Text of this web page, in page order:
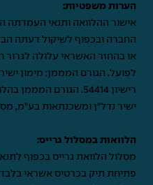
הערות משפטיות:
אישור ההלוואה ותנאי העמדתה
החברה ובכפוף לשיקול דעתה
או בהחזר האשראי עלולה לגרור
רישיון 54414. הגורם
ישיר נדל"ן ומשכנתאות בע"מ, מספר
הלוואות במסלול גרייס:
מסלול הלוואת גרייס בכפוף
פתיחת תיק בכרטיס אשראי